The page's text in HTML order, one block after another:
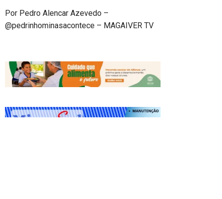
Por Pedro Alencar Azevedo –
@pedrinhominasacontece – MAGAIVER TV